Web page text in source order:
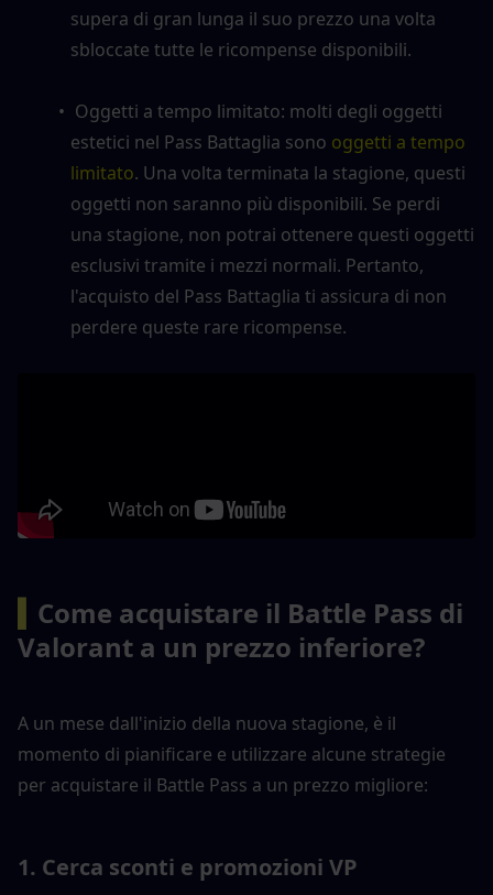
supera di gran lunga il suo prezzo una volta
sbloccate tutte le ricompense disponibili.
Oggetti a tempo limitato: molti degli oggetti
estetici nel Pass Battaglia sono oggetti a tempo
limitato. Una volta terminata la stagione, questi
oggetti non saranno più disponibili. Se perdi
una stagione, non potrai ottenere questi oggetti
esclusivi tramite i mezzi normali. Pertanto,
l'acquisto del Pass Battaglia ti assicura di non
perdere queste rare ricompense.
Come acquistare il Battle Pass di
Valorant a un prezzo inferiore?
A un mese dall'inizio della nuova stagione, è il
momento di pianificare e utilizzare alcune strategie
per acquistare il Battle Pass a un prezzo migliore:
1. Cerca sconti e promozioni VP